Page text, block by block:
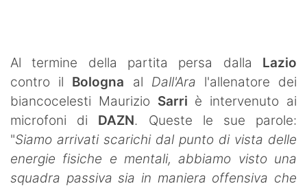
Al termine della partita persa dalla Lazio
contro il Bologna al Dall'Ara l'allenatore dei
biancocelesti Maurizio Sarri è intervenuto ai
microfoni di DAZN. Queste le sue parole:
"Siamo arrivati scarichi dal punto di vista delle
energie fisiche e mentali, abbiamo visto una
squadra passiva sia in maniera offensiva che